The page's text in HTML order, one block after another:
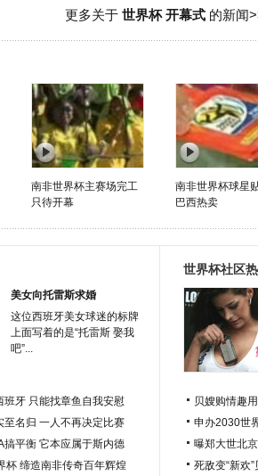
更多关于 世界杯 开幕式的新闻
南非世界杯主赛场完工
只待开幕
南非世界杯球星
巴西热卖
美女向托雷斯求婚
这位西班牙美女球迷的标牌
上面写着的是“托雷斯 娶我
吧”...
班牙 只能找章鱼自我安慰
至名归 一人不再决定比赛
搞平衡 它本应属于斯内德
杯 缔造南非传奇百年辉煌
世界杯社区
贝嫂购情趣
申办2030世
曝郑大世北
死敌变“新欢